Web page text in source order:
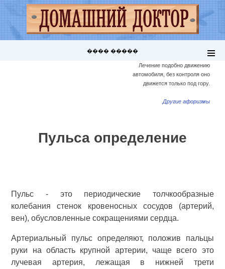
���� �����
Лечение подобно движению
автомобиля, без контроля оно
движется только под гору.
Другие афоризмы
Пульса определение
Пульс - это периодические толчкообразные
колебания стенок кровеносных сосудов (артерий,
вен), обусловленные сокращениями сердца.
Артериальный пульс определяют, положив пальцы
руки на область крупной артерии, чаще всего это
лучевая артерия, лежащая в нижней трети